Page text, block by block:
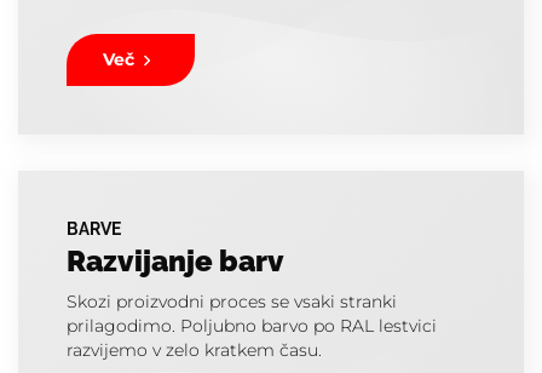
Več
BARVE
Razvijanje barv
Skozi proizvodni proces se vsaki stranki
prilagodimo. Poljubno barvo po RAL lestvici
razvijemo v zelo kratkem času.